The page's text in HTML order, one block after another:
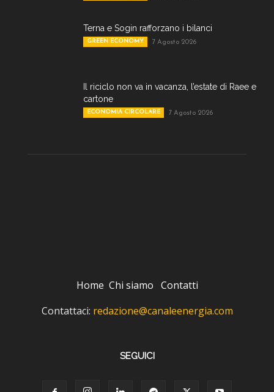
Terna e Sogin rafforzano i bilanci
GREEN ECONOMY 7 Agosto 2026
Il riciclo non va in vacanza, l’estate di Raee e
cartone
ECONOMIA CIRCOLARE 7 Agosto 2026
Home Chi siamo Contatti
Contattaci: redazione@canaleenergia.com
SEGUICI